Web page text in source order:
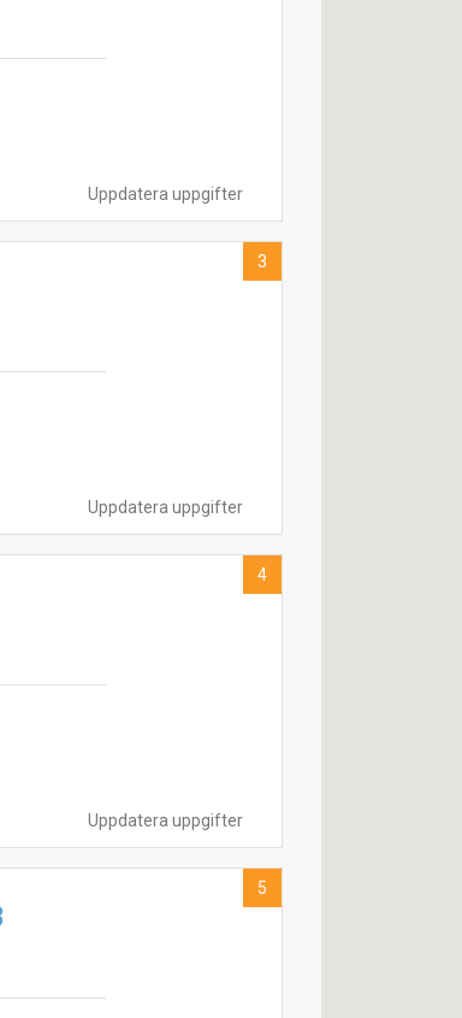
Uppdatera uppgifter
Uppdatera uppgifter
3
Uppdatera uppgifter
4
5